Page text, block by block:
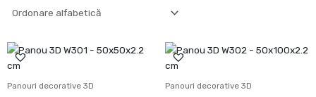
Panouri decorative 3D Panouri decorative 3D